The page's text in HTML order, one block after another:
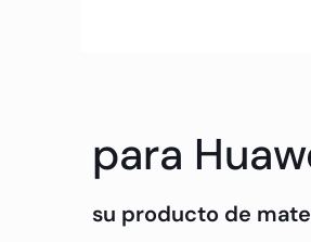
para
su producto de